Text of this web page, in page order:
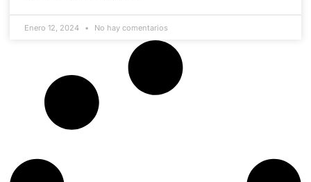
Enero 12, 2024 No hay comentarios